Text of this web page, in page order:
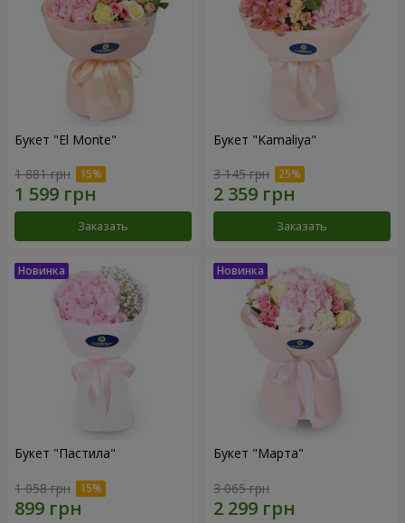
Букет "El Monte"
1 881 грн
Заказать
Букет "Kamaliya"
3 145 грн
Заказать
Букет "Пастила"
1 058 грн
Букет "Марта"
3 065 грн